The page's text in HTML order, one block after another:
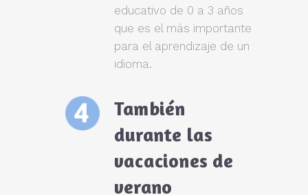
educativo de 0 a 3 años
que es el más importante
para el aprendizaje de un
idioma.
También
durante las
vacaciones de
verano